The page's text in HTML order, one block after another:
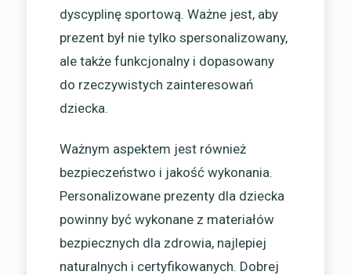
dyscyplinę sportową. Ważne jest, aby
prezent był nie tylko spersonalizowany,
ale także funkcjonalny i dopasowany
do rzeczywistych zainteresowań
dziecka.
Ważnym aspektem jest również
bezpieczeństwo i jakość wykonania.
Personalizowane prezenty dla dziecka
powinny być wykonane z materiałów
bezpiecznych dla zdrowia, najlepiej
naturalnych i certyfikowanych. Dobrej